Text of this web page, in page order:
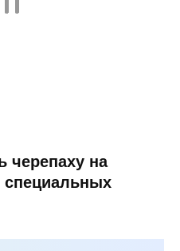
черепаху на
специальных